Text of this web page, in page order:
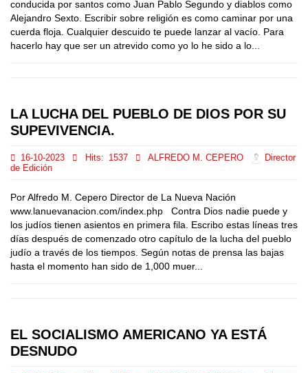
conducida por santos como Juan Pablo Segundo y diablos como
Alejandro Sexto. Escribir sobre religión es como caminar por una
cuerda floja. Cualquier descuido te puede lanzar al vacío. Para
hacerlo hay que ser un atrevido como yo lo he sido a lo...
LA LUCHA DEL PUEBLO DE DIOS POR SU
SUPEVIVENCIA.
16-10-2023 Hits: 1537 ALFREDO M. CEPERO
Director
de Edición
Por Alfredo M. Cepero Director de La Nueva Nación
www.lanuevanacion.com/index.php Contra Dios nadie puede y
los judíos tienen asientos en primera fila. Escribo estas líneas tres
días después de comenzado otro capítulo de la lucha del pueblo
judío a través de los tiempos. Según notas de prensa las bajas
hasta el momento han sido de 1,000 muer...
EL SOCIALISMO AMERICANO YA ESTÁ
DESNUDO